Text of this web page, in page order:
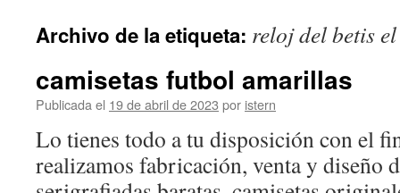
contenido
Archivo de la etiqueta: reloj del betis
camisetas futbol amarillas
Publicada el 19 de abril de 2023 por istern
Lo tienes todo a tu disposición con el
realizamos fabricación, venta y diseño